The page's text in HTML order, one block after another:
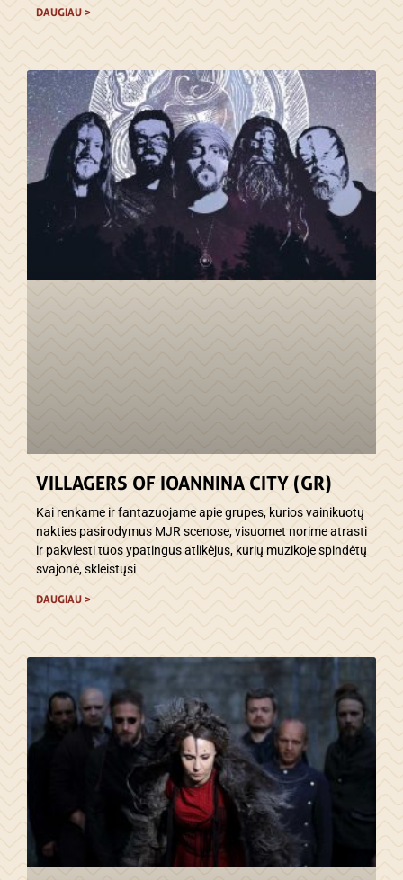
DAUGIAU >
VILLAGERS OF IOANNINA CITY (GR)
Kai renkame ir fantazuojame apie grupes, kurios vainikuotų
nakties pasirodymus MJR scenose, visuomet norime atrasti
ir pakviesti tuos ypatingus atlikėjus, kurių muzikoje spindėtų
svajonė, skleistųsi
DAUGIAU >